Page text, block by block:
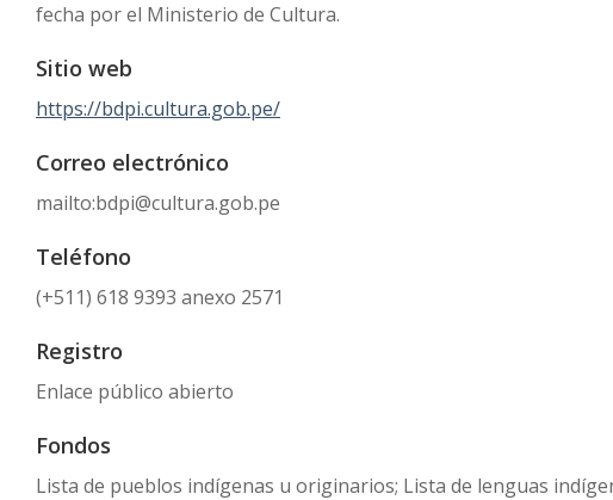
fecha por el Ministerio de Cultura.
Sitio web
https://bdpi.cultura.gob.pe/
Correo electrónico
mailto:bdpi@cultura.gob.pe
Teléfono
(+511) 618 9393 anexo 2571
Registro
Enlace público abierto
Fondos
Lista de pueblos indígenas u originarios; Lista de lenguas